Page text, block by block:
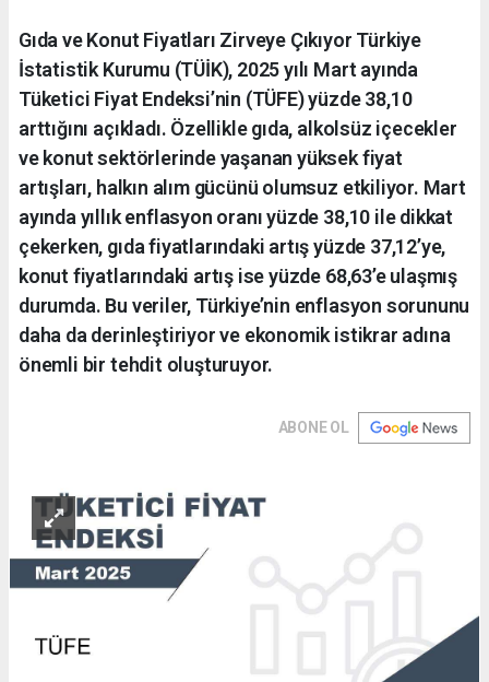
Gıda ve Konut Fiyatları Zirveye Çıkıyor Türkiye
İstatistik Kurumu (TÜİK), 2025 yılı Mart ayında
Tüketici Fiyat Endeksi’nin (TÜFE) yüzde 38,10
arttığını açıkladı. Özellikle gıda, alkolsüz içecekler
ve konut sektörlerinde yaşanan yüksek fiyat
artışları, halkın alım gücünü olumsuz etkiliyor. Mart
ayında yıllık enflasyon oranı yüzde 38,10 ile dikkat
çekerken, gıda fiyatlarındaki artış yüzde 37,12’ye,
konut fiyatlarındaki artış ise yüzde 68,63’e ulaşmış
durumda. Bu veriler, Türkiye’nin enflasyon sorununu
daha da derinleştiriyor ve ekonomik istikrar adına
önemli bir tehdit oluşturuyor.
ABONE OL